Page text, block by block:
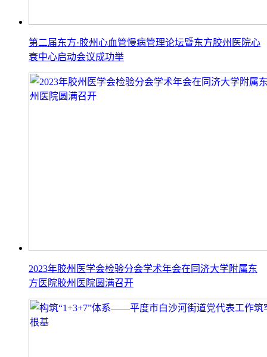
第二届东方·胶州心血管慢病管理论坛暨东方胶州医院心
衰中心启动会议成功举
2023年胶州医学会检验分会学术年会在同济大学附属东
方医院胶州医院圆满召开